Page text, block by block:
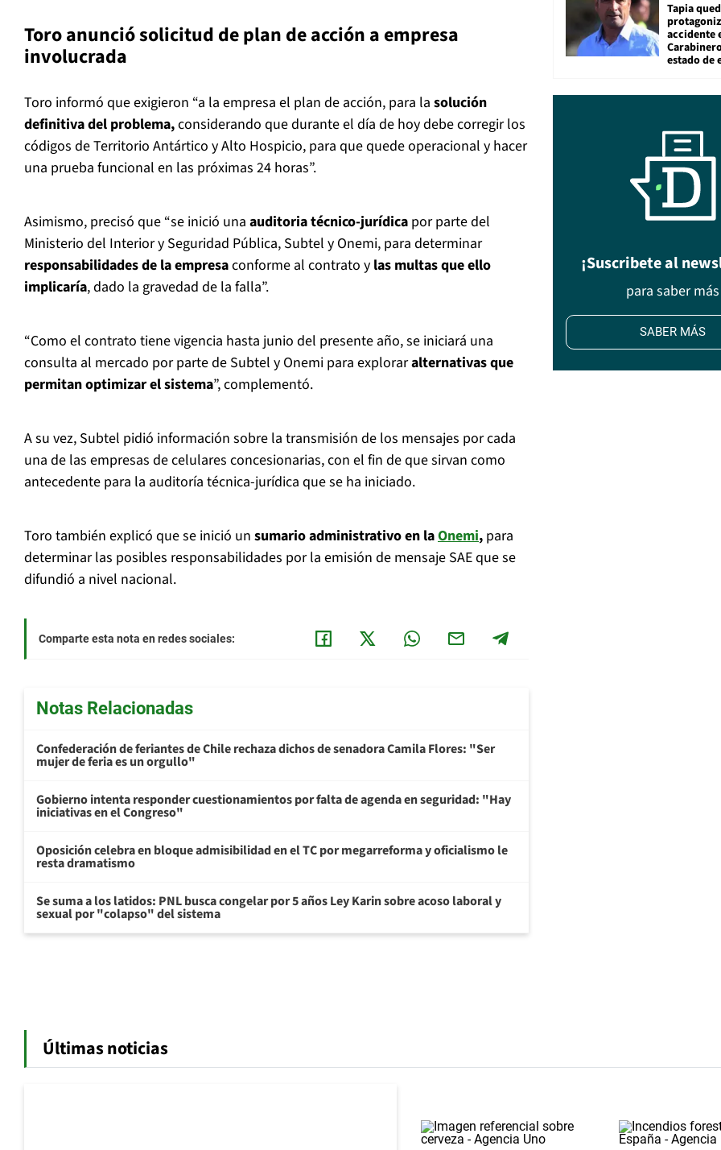
Toro anunció solicitud de plan de acción a empresa
involucrada
Toro informó que exigieron “a la empresa el plan de acción, para la solución
definitiva del problema,considerando que durante el día de hoy debe corregir los
códigos de Territorio Antártico y Alto Hospicio, para que quede operacional y hacer
una prueba funcional en las próximas 24 horas”.
Asimismo, precisó que “se inició una auditoria técnico-jurídica por parte del
Ministerio del Interior y Seguridad Pública, Subtel y Onemi, para determinar
responsabilidades de la empresaconforme al contrato y las multas que ello
implicaría, dado la gravedad de la falla”.
“Como el contrato tiene vigencia hasta junio del presente año, se iniciará una
consulta al mercado por parte de Subtel y Onemi para exploraralternativas que
permitan optimizar el sistema”, complementó.
A su vez, Subtel pidió información sobre la transmisión de los mensajes por cada
una de las empresas de celulares concesionarias, con el fin de que sirvan como
antecedente para la auditoría técnica-jurídica que se ha iniciado.
Toro también explicó que se inició un sumario administrativo en laOnemi, para
determinar las posibles responsabilidades por la emisión de mensaje SAE que se
difundió a nivel nacional.
Comparte esta nota en redes sociales:
Notas Relacionadas
Confederación de feriantes de Chile rechaza dichos de senadora Camila Flores: "Ser
mujer de feria es un orgullo"
Gobierno intenta responder cuestionamientos por falta de agenda en seguridad: "Hay
iniciativas en el Congreso"
Oposición celebra en bloque admisibilidad en el TC por megarreforma y oficialismo le
resta dramatismo
Se suma a los latidos: PNL busca congelar por 5 años Ley Karin sobre acoso laboral y
sexual por "colapso" del sistema
Tapia
accidente
estado de
¡Suscribete al
para saber más
SABER MÁS
Últimas noticias